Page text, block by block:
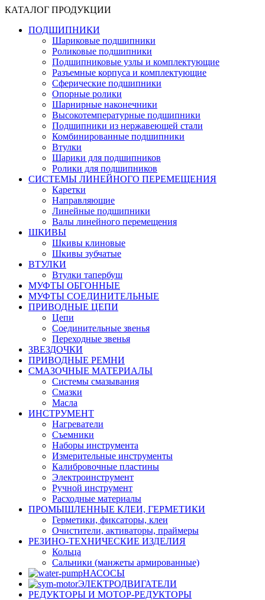
КАТАЛОГ ПРОДУКЦИИ
ПОДШИПНИКИ
Шариковые подшипники
Роликовые подшипники
Подшипниковые узлы и комплектующие
Разъемные корпуса и комплектующие
Сферические подшипники
Опорные ролики
Шарнирные наконечники
Высокотемпературные подшипники
Подшипники из нержавеющей стали
Комбинированные подшипники
Втулки
Шарики для подшипников
Ролики для подшипников
СИСТЕМЫ ЛИНЕЙНОГО ПЕРЕМЕЩЕНИЯ
Каретки
Направляющие
Линейные подшипники
Валы линейного перемещения
ШКИВЫ
Шкивы клиновые
Шкивы зубчатые
ВТУЛКИ
Втулки тапербуш
МУФТЫ ОБГОННЫЕ
МУФТЫ СОЕДИНИТЕЛЬНЫЕ
ПРИВОДНЫЕ ЦЕПИ
Цепи
Соединительные звенья
Переходные звенья
ЗВЕЗДОЧКИ
ПРИВОДНЫЕ РЕМНИ
СМАЗОЧНЫЕ МАТЕРИАЛЫ
Системы смазывания
Смазки
Масла
ИНСТРУМЕНТ
Нагреватели
Съемники
Наборы инструмента
Измерительные инструменты
Калибровочные пластины
Электроинструмент
Ручной инструмент
Расходные материалы
ПРОМЫШЛЕННЫЕ КЛЕИ, ГЕРМЕТИКИ
Герметики, фиксаторы, клеи
Очистители, активаторы, праймеры
РЕЗИНО-ТЕХНИЧЕСКИЕ ИЗДЕЛИЯ
Кольца
Сальники (манжеты армированные)
НАСОСЫ
ЭЛЕКТРОДВИГАТЕЛИ
РЕДУКТОРЫ И МОТОР-РЕДУКТОРЫ